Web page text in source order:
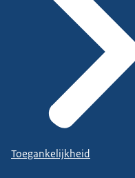
Toegankelijkheid